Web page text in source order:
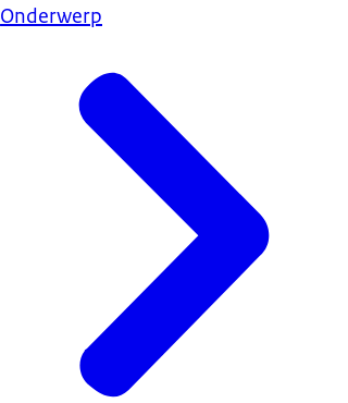
Onderwerp